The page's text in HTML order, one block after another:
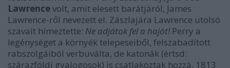
Lawrencevolt, amit elesett barátjáról, James
Lawrence-ről nevezett el. Zászlajára Lawrence utolsó
szavait hímeztette: Ne adjátok fel a hajót!Perry a
legénységet a környék telepeseiből, felszabadított
rabszolgáiból verbuválta, de katonák (értsd:
szárazföldi gyalogosok) is csatlakoztak hozzá. 1813